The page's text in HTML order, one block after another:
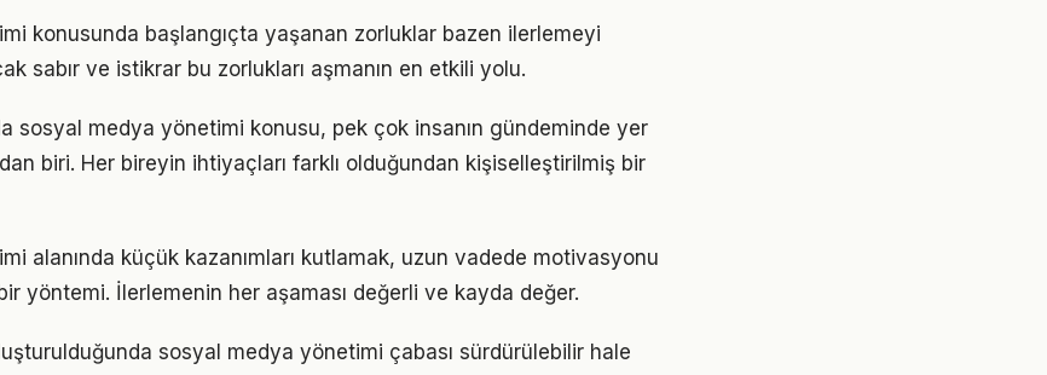
konusunda başlangıçta yaşanan zorluklar bazen ilerlemeyi
sabır ve istikrar bu zorlukları aşmanın en etkili yolu.
sosyal medya yönetimi konusu, pek çok insanın gündeminde yer
biri. Her bireyin ihtiyaçları farklı olduğundan kişiselleştirilmiş bir
alanında küçük kazanımları kutlamak, uzun vadede motivasyonu
yöntemi. İlerlemenin her aşaması değerli ve kayda değer.
sosyal medya yönetimi çabası sürdürülebilir hale